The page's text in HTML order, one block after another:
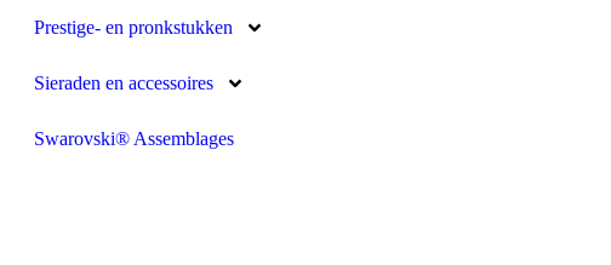
Prestige- en pronkstukken
Sieraden en accessoires
Swarovski® Assemblages